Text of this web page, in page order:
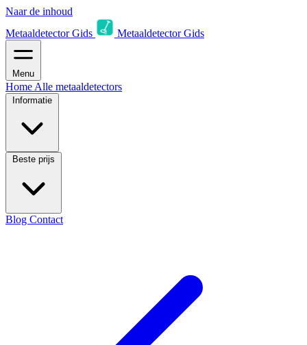
Naar de inhoud
Metaaldetector Gids
Metaaldetector Gids
Menu
Home Alle metaaldetectors
Informatie
Beste prijs
Blog Contact